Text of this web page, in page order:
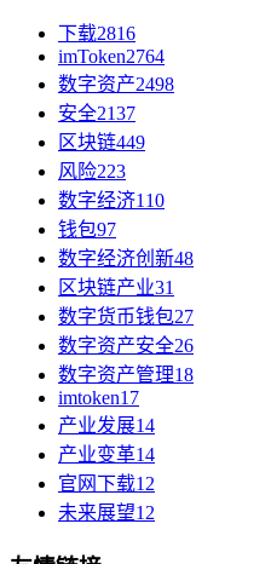
下载2816
imToken2764
数字资产2498
安全2137
区块链449
风险223
数字经济110
钱包97
数字经济创新48
区块链产业31
数字货币钱包27
数字资产安全26
数字资产管理18
imtoken17
产业发展14
产业变革14
官网下载12
未来展望12